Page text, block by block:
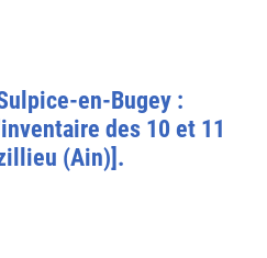
en-Bugey :
des 10 et 11
(Ain)].